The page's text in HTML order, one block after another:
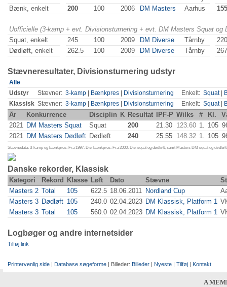
Bænk, enkelt
200 100 2006 DM Masters Aarhus 155
Uofficielle (3-kamp + evt. Divisionsturnering + evt. DM Masters Squat
Squat, enkelt
245 100 2009 DM Diverse Tårnby
220
Dødløft, enkelt
262.5 100 2009 DM Diverse Tårnby
Stævneresultater, Divisionsturnering udstyr
Alle
Udstyr
Stævner: 3-kamp Bænkpres Divisionsturnering Enkelt: Squat|
Klassisk Stævner: 3-kamp Bænkpres Divisionsturnering Enkelt: Squat|
År Konkurrence Disciplin K Resultat IPF-P Wilks # Kl.
2021 DM Masters Squat Squat 200 21.30 123.60 1. 105
2021 DM Masters Dødløft Dødløft 240 25.55 148.32 1. 105
Stævnedata: 3-kamp og bænkpres: Fra 1997. Div. bænkpres: Fra 2000. Div. squat og dødløft, samt Masters DM squat og
Danske rekorder, Klassisk
Kategori Rekord Klasse Løft Dato Stævne
Masters 2 Total 105 622.5 18.06.2011 Nordland Cup
Masters 3 Dødløft 105 240.0 02.04.2023 DM Klassisk, Platform 1
Masters 3 Total 105 560.0 02.04.2023 DM Klassisk, Platform 1
Logbøger og andre internetsider
Tilføj link
Printervenlig side | Database søgeforme | Billeder: Billeder | Nyeste | Tilføj | Kontakt
A